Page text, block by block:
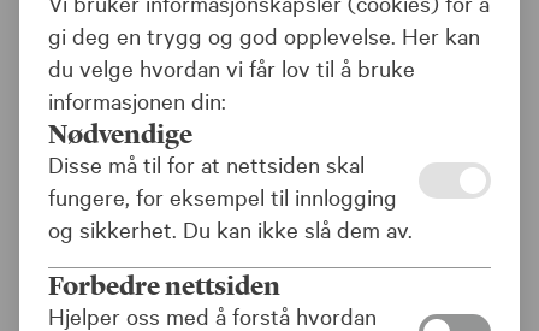
Kommunekonferansen 2021
Klarer kommunene å ta
vare på naturverdiene?
Se blant annetEspen Barth Eide,Sandra Borch,
biolog Dag O. Hessen,Jens i VillmarkaogLinda
Nøstbakken
Sendingen er fra 8. juni 2021.
gi deg en trygg og god opplevelse. Her kan
du velge hvordan vi får lov til å bruke
informasjonen din:
Nødvendige
Disse må til for at nettsiden skal
fungere, for eksempel til innlogging
og sikkerhet. Du kan ikke slå dem av.
Forbedre nettsiden
Hjelper oss med å forstå hvordan